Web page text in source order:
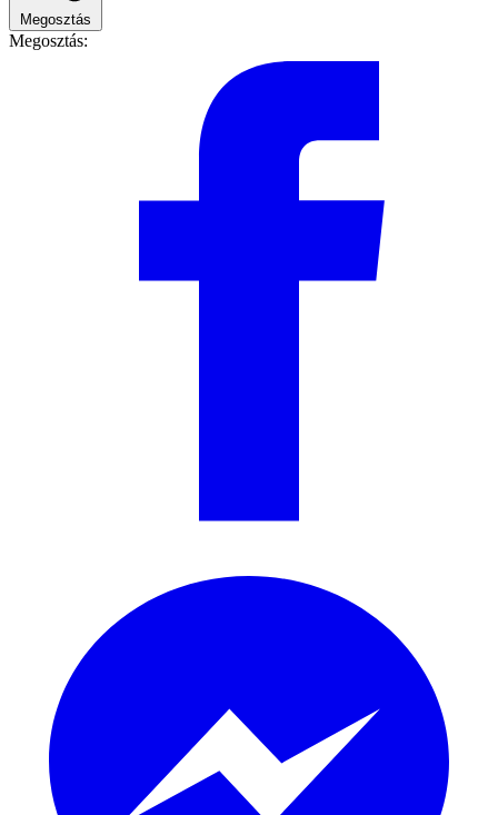
Megosztás
Megosztás: